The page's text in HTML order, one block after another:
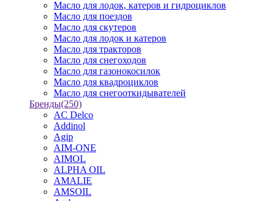
Масло для лодок, катеров и гидроциклов
Масло для поездов
Масло для скутеров
Масло для лодок и катеров
Масло для тракторов
Масло для снегоходов
Масло для газонокосилок
Масло для квадроциклов
Масло для снегооткидывателей
Бренды(250)
AC Delco
Addinol
Agip
AIM-ONE
AIMOL
ALPHA OIL
AMALIE
AMSOIL